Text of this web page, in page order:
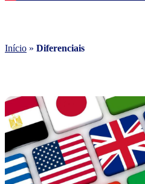
Início » Diferenciais